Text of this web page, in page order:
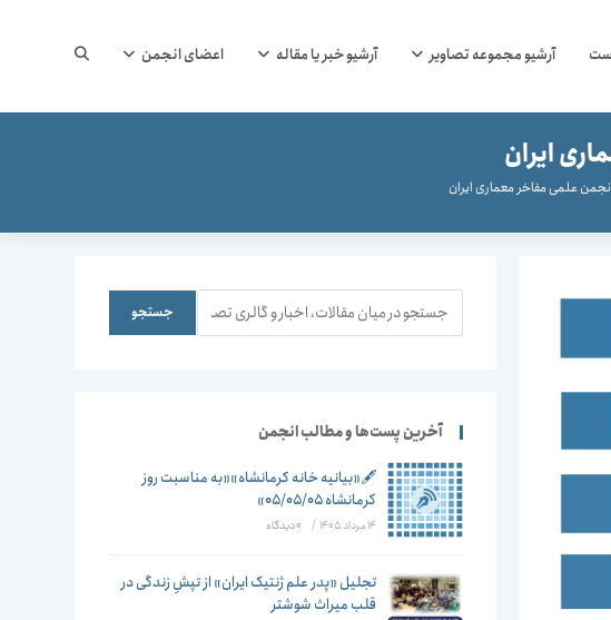
آرشیو مجموعه تصاویر آرشیو خبر یا مقاله اعضای انجمن جستجوی
ایران
علمی مفاخر معماری ایران
جستجو جستجو
آخرین پست‌ها و مطالب انجمن
🖋️«بیانیه خانه کرمانشاه»«به مناسبت روز
کرمانشاه ۰۵/۰۵/۰۵»
14 مرداد 1405 / ۰ دیدگاه
تجلیل «پدر علم ژنتیک ایران» از تپشِ زندگی در
قلب میراث شوشتر